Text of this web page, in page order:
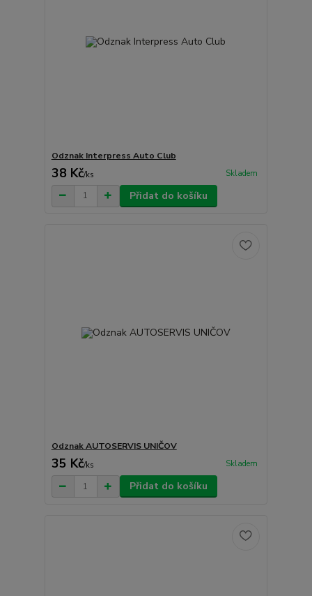
Odznak Interpress Auto Club
38 Kč/ks Skladem
Přidat do košíku
Odznak AUTOSERVIS UNIČOV
35 Kč/ks Skladem
Přidat do košíku